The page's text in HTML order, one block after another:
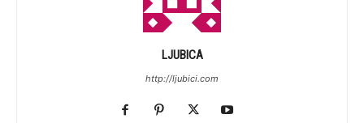
LJUBICA
http://ljubici.com